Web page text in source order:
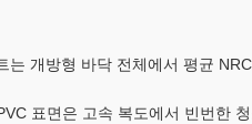
개방형 바닥 전체에서 평균
표면은 고속 복도에서 빈번한